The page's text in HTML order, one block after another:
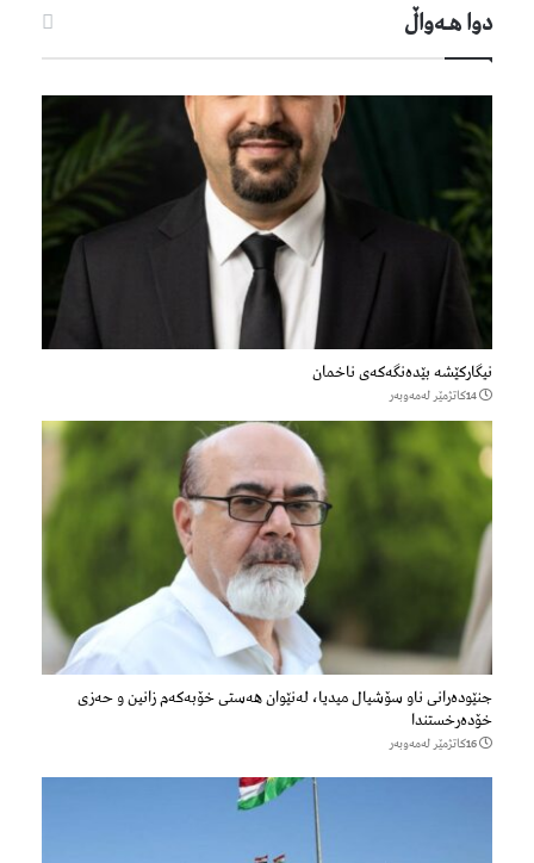
دوا هـه‌واڵ
نیگارکێشە بێدەنگەکەی ناخمان
14كاتژمێر لەمەوبەر
جنێودەرانی ناو سۆشیال میدیا، لەنێوان هەستی خۆبەکەم زانین و حەزی
خۆدەرخستندا
16كاتژمێر لەمەوبەر